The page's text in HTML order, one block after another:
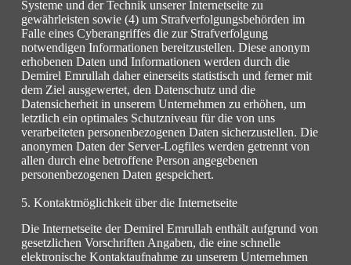
Systeme und der Technik unserer Internetseite zu
gewährleisten sowie (4) um Strafverfolgungsbehörden im
Falle eines Cyberangriffes die zur Strafverfolgung
notwendigen Informationen bereitzustellen. Diese anonym
erhobenen Daten und Informationen werden durch die
Demirel Emrullah daher einerseits statistisch und ferner mit
dem Ziel ausgewertet, den Datenschutz und die
Datensicherheit in unserem Unternehmen zu erhöhen, um
letztlich ein optimales Schutzniveau für die von uns
verarbeiteten personenbezogenen Daten sicherzustellen. Die
anonymen Daten der Server-Logfiles werden getrennt von
allen durch eine betroffene Person angegebenen
personenbezogenen Daten gespeichert.
5. Kontaktmöglichkeit über die Internetseite
Die Internetseite der Demirel Emrullah enthält aufgrund von
gesetzlichen Vorschriften Angaben, die eine schnelle
elektronische Kontaktaufnahme zu unserem Unternehmen